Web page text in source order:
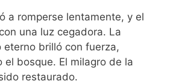
a romperse lentamente, y el
una luz cegadora. La
eterno brilló con fuerza,
el bosque. El milagro de la
restaurado.